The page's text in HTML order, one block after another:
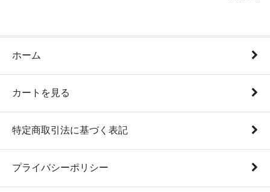
ホーム
カートを見る
特定商取引法に基づく表記
プライバシーポリシー